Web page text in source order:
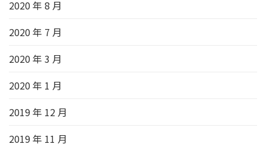
2020 年 8 月
2020 年 7 月
2020 年 3 月
2020 年 1 月
2019 年 12 月
2019 年 11 月